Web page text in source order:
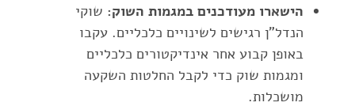
הישארו מעודכנים במגמות השוק: שוקי
הנדל"ן רגישים לשינויים כלכליים. עקבו
באופן קבוע אחר אינדיקטורים כלכליים
ומגמות שוק כדי לקבל החלטות השקעה
מושכלות.